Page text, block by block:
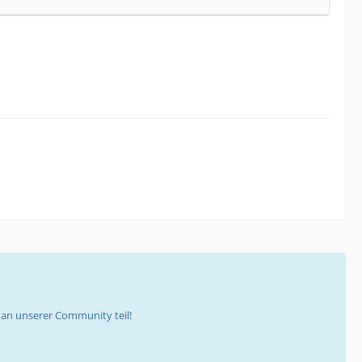
unserer Community teil!